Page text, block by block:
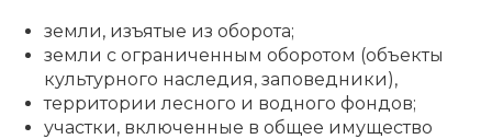
земли, изъятые из оборота;
земли с ограниченным оборотом (объекты
культурного наследия, заповедники),
территории лесного и водного фондов;
участки, включенные в общее имущество